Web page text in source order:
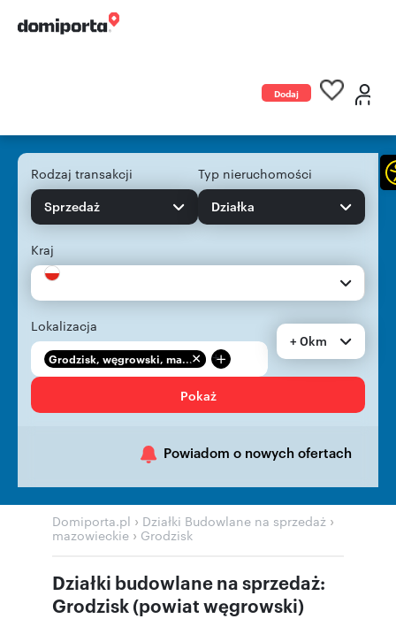
Dodaj
Rodzaj transakcji
Sprzedaż
Typ nieruchomości
Działka
Kraj
Lokalizacja
Grodzisk, węgrowski, ma... +
+ 0km
Pokaż
Powiadom o nowych ofertach
Domiporta.pl › Działki Budowlane na sprzedaż ›
mazowieckie › Grodzisk
Działki budowlane na sprzedaż:
Grodzisk (powiat węgrowski)